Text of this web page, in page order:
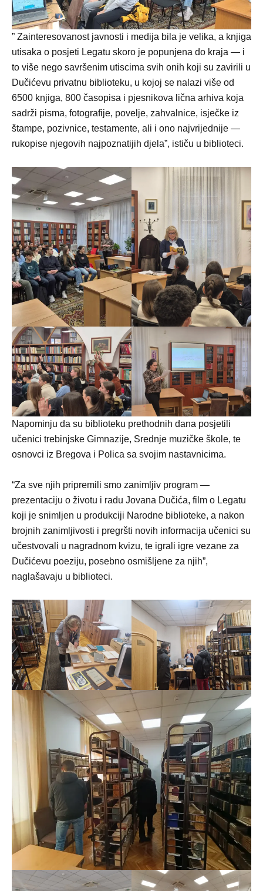
” Zainteresovanost javnosti i medija bila je velika, a knjiga
utisaka o posjeti Legatu skoro je popunjena do kraja — i
to više nego savršenim utiscima svih onih koji su zavirili u
Dučićevu privatnu biblioteku, u kojoj se nalazi više od
6500 knjiga, 800 časopisa i pjesnikova lična arhiva koja
sadrži pisma, fotografije, povelje, zahvalnice, isječke iz
štampe, pozivnice, testamente, ali i ono najvrijednije —
rukopise njegovih najpoznatijih djela”, ističu u biblioteci.
Napominju da su biblioteku prethodnih dana posjetili
učenici trebinjske Gimnazije, Srednje muzičke škole, te
osnovci iz Bregova i Polica sa svojim nastavnicima.
“Za sve njih pripremili smo zanimljiv program —
prezentaciju o životu i radu Jovana Dučića, film o Legatu
koji je snimljen u produkciji Narodne biblioteke, a nakon
brojnih zanimljivosti i pregršti novih informacija učenici su
učestvovali u nagradnom kvizu, te igrali igre vezane za
Dučićevu poeziju, posebno osmišljene za njih”,
naglašavaju u biblioteci.